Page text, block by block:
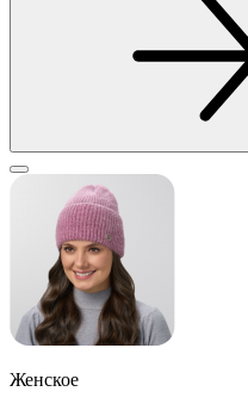
Женское